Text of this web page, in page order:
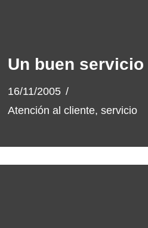
Un buen servicio
16/11/2005
Atención al cliente,servicio